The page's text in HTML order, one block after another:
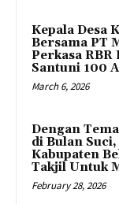
Kepala Desa
Bersama PT
Perkasa RBR
Santuni 100
March 6, 2026
Dengan
di Bulan Suci,
Kabupaten
Takjil Untuk
February 28, 2026